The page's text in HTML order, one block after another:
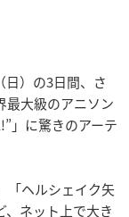
日）の3日間、さ
最大級のアニソン
」に驚きのアーテ
「ヘルシェイク矢
、ネット上で大き